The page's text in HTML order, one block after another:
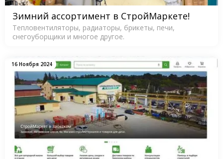
Зимний ассортимент в СтройМаркете!
Тепловентиляторы, радиаторы, брикеты, печи,
снегоуборщики и многое другое.
16 Ноября 2024